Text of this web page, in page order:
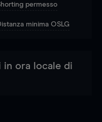
permesso
minima OSLG
ora locale di